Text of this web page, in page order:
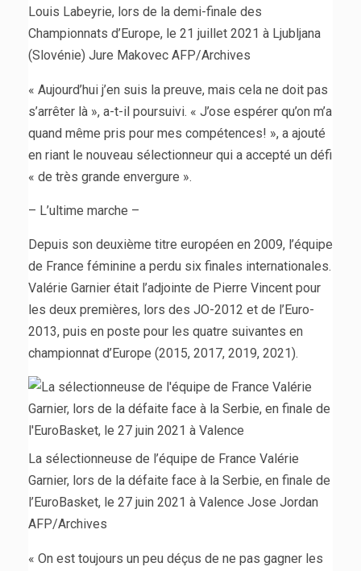
Louis Labeyrie, lors de la demi-finale des
Championnats d’Europe, le 21 juillet 2021 à Ljubljana
(Slovénie) Jure Makovec AFP/Archives
« Aujourd’hui j’en suis la preuve, mais cela ne doit pas
s’arrêter là », a-t-il poursuivi. « J’ose espérer qu’on m’a
quand même pris pour mes compétences! », a ajouté
en riant le nouveau sélectionneur qui a accepté un défi
« de très grande envergure ».
– L’ultime marche –
Depuis son deuxième titre européen en 2009, l’équipe
de France féminine a perdu six finales internationales.
Valérie Garnier était l’adjointe de Pierre Vincent pour
les deux premières, lors des JO-2012 et de l’Euro-
2013, puis en poste pour les quatre suivantes en
championnat d’Europe (2015, 2017, 2019, 2021).
La sélectionneuse de l’équipe de France Valérie
Garnier, lors de la défaite face à la Serbie, en finale de
l’EuroBasket, le 27 juin 2021 à Valence Jose Jordan
AFP/Archives
« On est toujours un peu déçus de ne pas gagner les